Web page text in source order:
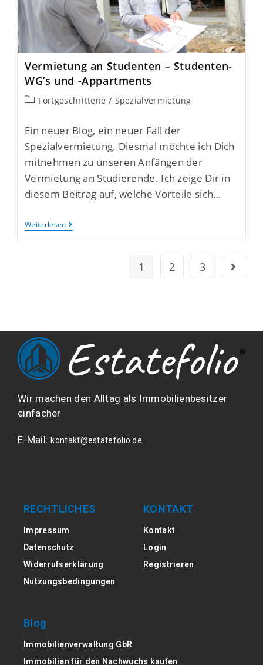
Vermietung an Studenten – Studenten-
WG’s und -Appartments
Fortgeschrittene / Spezialvermietung
Ein neuer Blog, ein neuer Fall der
Spezialvermietung. Diesmal möchte ich Dich
mitnehmen zu unseren Anfängen der
Vermietung an Studierende. Ich zeige Dir in
diesem Beitrag auf, welche Vorteile sich…
Weiterlesen
1 2 3
Wir machen den Alltag als Immobilienbesitzer
einfacher
E-Mail:kontakt@estatefolio.de
RECHTLICHES
Impressum
Datenschutz
Widerrufserklärung
Nutzungsbedingungen
KONTAKT
Kontakt
Login
Registrieren
Blog
Immobilienverwaltung GbR
Immobilien für den Nachwuchs kaufen